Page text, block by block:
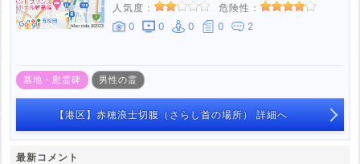
人気度：
危険性：
0
0 0 0 2
墓地・慰霊碑 男性の霊
【港区】赤穂浪士切腹（さらし首の場所） 詳細へ
最新コメント